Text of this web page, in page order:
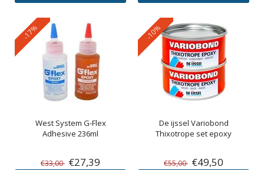
-17%
West System G-Flex
Adhesive 236ml
€33,00 €27,39
-10%
De ijssel Variobond
Thixotrope set epoxy
€55,00 €49,50